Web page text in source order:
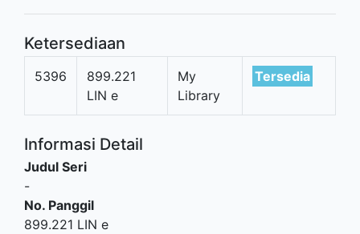
Ketersediaan
5396
899.221
LIN e
My
Library
Tersedia
Informasi Detail
Judul Seri
-
No. Panggil
899.221 LIN e